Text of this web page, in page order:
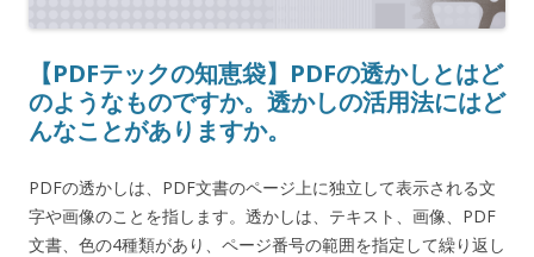
【PDFテックの知恵袋】PDFの透かしとはど
のようなものですか。透かしの活用法にはど
んなことがありますか。
PDFの透かしは、PDF文書のページ上に独立して表示される文
字や画像のことを指します。透かしは、テキスト、画像、PDF
文書、色の4種類があり、ページ番号の範囲を指定して繰り返し